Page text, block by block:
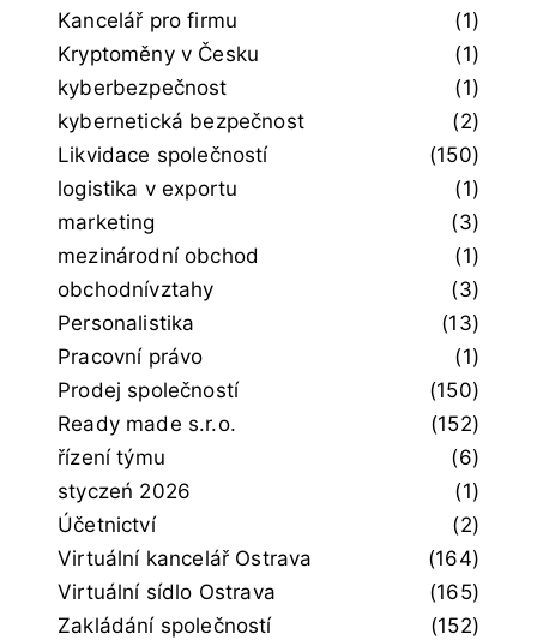
Kancelář pro firmu
(1)
Kryptoměny v Česku
(1)
kyberbezpečnost
(1)
kybernetická bezpečnost
(2)
Likvidace společností
(150)
logistika v exportu
(1)
marketing
(3)
mezinárodní obchod
(1)
obchodnívztahy
(3)
Personalistika
(13)
Pracovní právo
(1)
Prodej společností
(150)
Ready made s.r.o.
(152)
řízení týmu
(6)
styczeń 2026
(1)
Účetnictví
(2)
Virtuální kancelář Ostrava
(164)
Virtuální sídlo Ostrava
(165)
Zakládání společností
(152)